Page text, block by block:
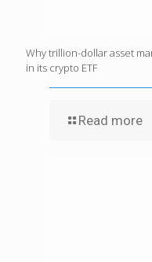
Why trillion-dollar asset
in its crypto ETF
Read more